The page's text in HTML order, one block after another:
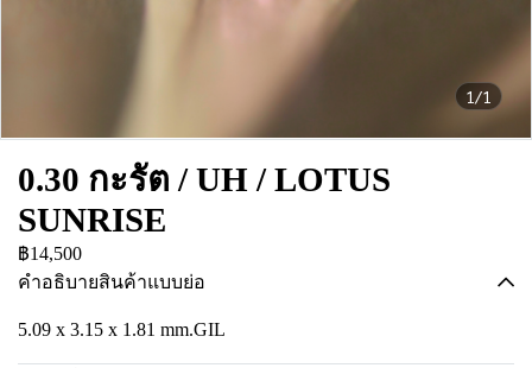
1/1
0.30 กะรัต / UH / LOTUS
SUNRISE
฿14,500
คำอธิบายสินค้าแบบย่อ
5.09 x 3.15 x 1.81 mm.GIL